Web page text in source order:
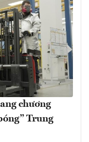
chương
Trung